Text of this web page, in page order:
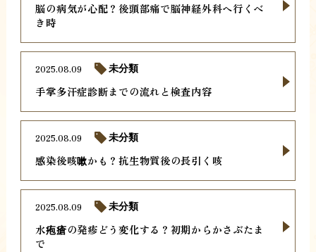
脳の病気が心配？後頭部痛で脳神経外科へ行くべ
き時
手掌多汗症診断までの流れと検査内容
2025.08.09 未分類
感染後咳嗽かも？抗生物質後の長引く咳
2025.08.09 未分類
水疱瘡の発疹どう変化する？初期からかさぶたま
で
2025.08.09 未分類